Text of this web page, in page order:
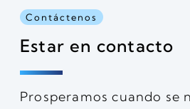
Contáctenos
Estar en contacto
Prosperamos cuando se